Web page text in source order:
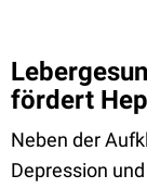
fördert
Neben der
Depression